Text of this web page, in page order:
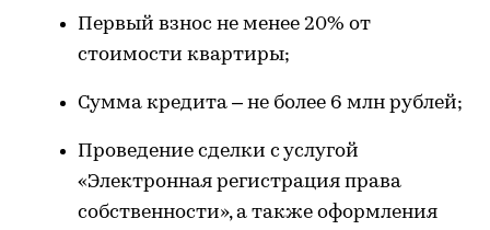
Первый взнос не менее 20% от
стоимости квартиры;
Сумма кредита – не более 6 млн рублей;
Проведение сделки с услугой
«Электронная регистрация права
собственности», а также оформления